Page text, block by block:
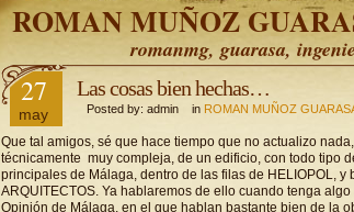
ROMAN MUÑOZ
romanmg, guarasa,
27
may
Las cosas bien hechas…
Posted by: admin in ROMAN MUÑOZ
Que tal amigos, sé que hace tiempo que no actualizo
técnicamente muy compleja, de un edificio, con todo tipo
principales de Málaga, dentro de las filas de HELIOPOL,
ARQUITECTOS. Ya hablaremos de ello cuando tenga
Opinión de Málaga, en el que hablan bastante bien de la